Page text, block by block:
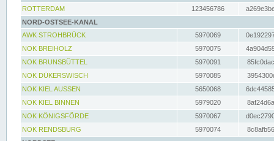
ROTTERDAM
123456786
NORD-OSTSEE-KANAL
AWK STROHBRÜCK
5970069
NOK BREIHOLZ
5970075
NOK BRUNSBÜTTEL
5970091
NOK DÜKERSWISCH
5970085
NOK KIEL AUSSEN
5650068
NOK KIEL BINNEN
5979020
NOK KÖNIGSFÖRDE
5970067
NOK RENDSBURG
5970074